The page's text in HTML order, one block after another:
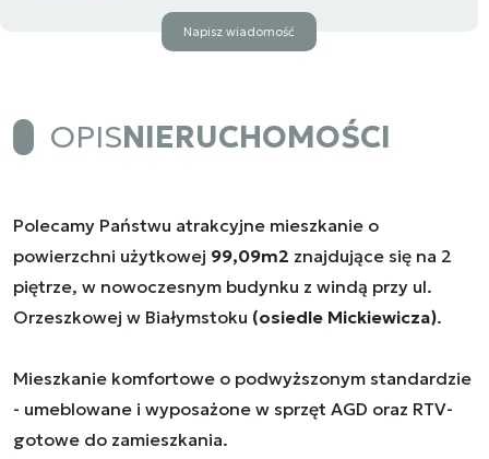
Napisz wiadomość
OPISNIERUCHOMOŚCI
Polecamy Państwu atrakcyjne mieszkanie o
powierzchni użytkowej 99,09m2 znajdujące się na 2
piętrze, w nowoczesnym budynku z windą przy ul.
Orzeszkowej w Białymstoku (osiedle Mickiewicza).
Mieszkanie komfortowe o podwyższonym standardzie
- umeblowane i wyposażone w sprzęt AGD oraz RTV-
gotowe do zamieszkania.